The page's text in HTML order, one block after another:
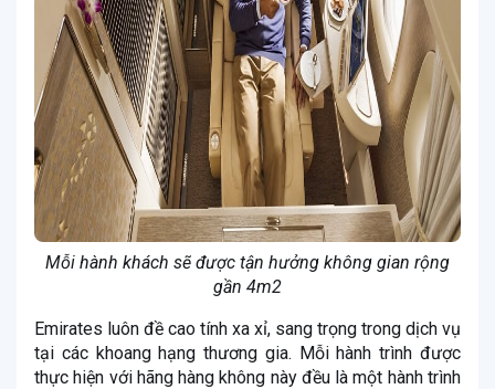
Mỗi hành khách sẽ được tận hưởng không gian rộng
gần 4m2
Emirates luôn đề cao tính xa xỉ, sang trọng trong dịch vụ
tại các khoang hạng thương gia. Mỗi hành trình được
thực hiện với hãng hàng không này đều là một hành trình